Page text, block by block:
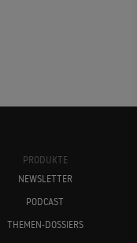
PRODUKTE
NEWSLETTER
PODCAST
THEMEN-DOSSIERS